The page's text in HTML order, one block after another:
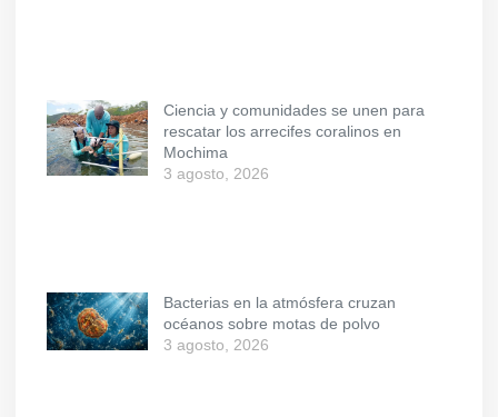
Ciencia y comunidades se unen para
rescatar los arrecifes coralinos en
Mochima
3 agosto, 2026
Bacterias en la atmósfera cruzan
océanos sobre motas de polvo
3 agosto, 2026